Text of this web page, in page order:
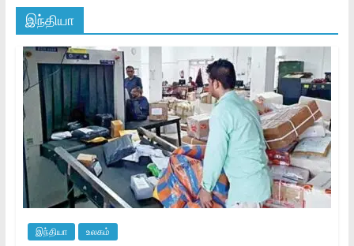
இந்தியா
இந்தியா உலகம்